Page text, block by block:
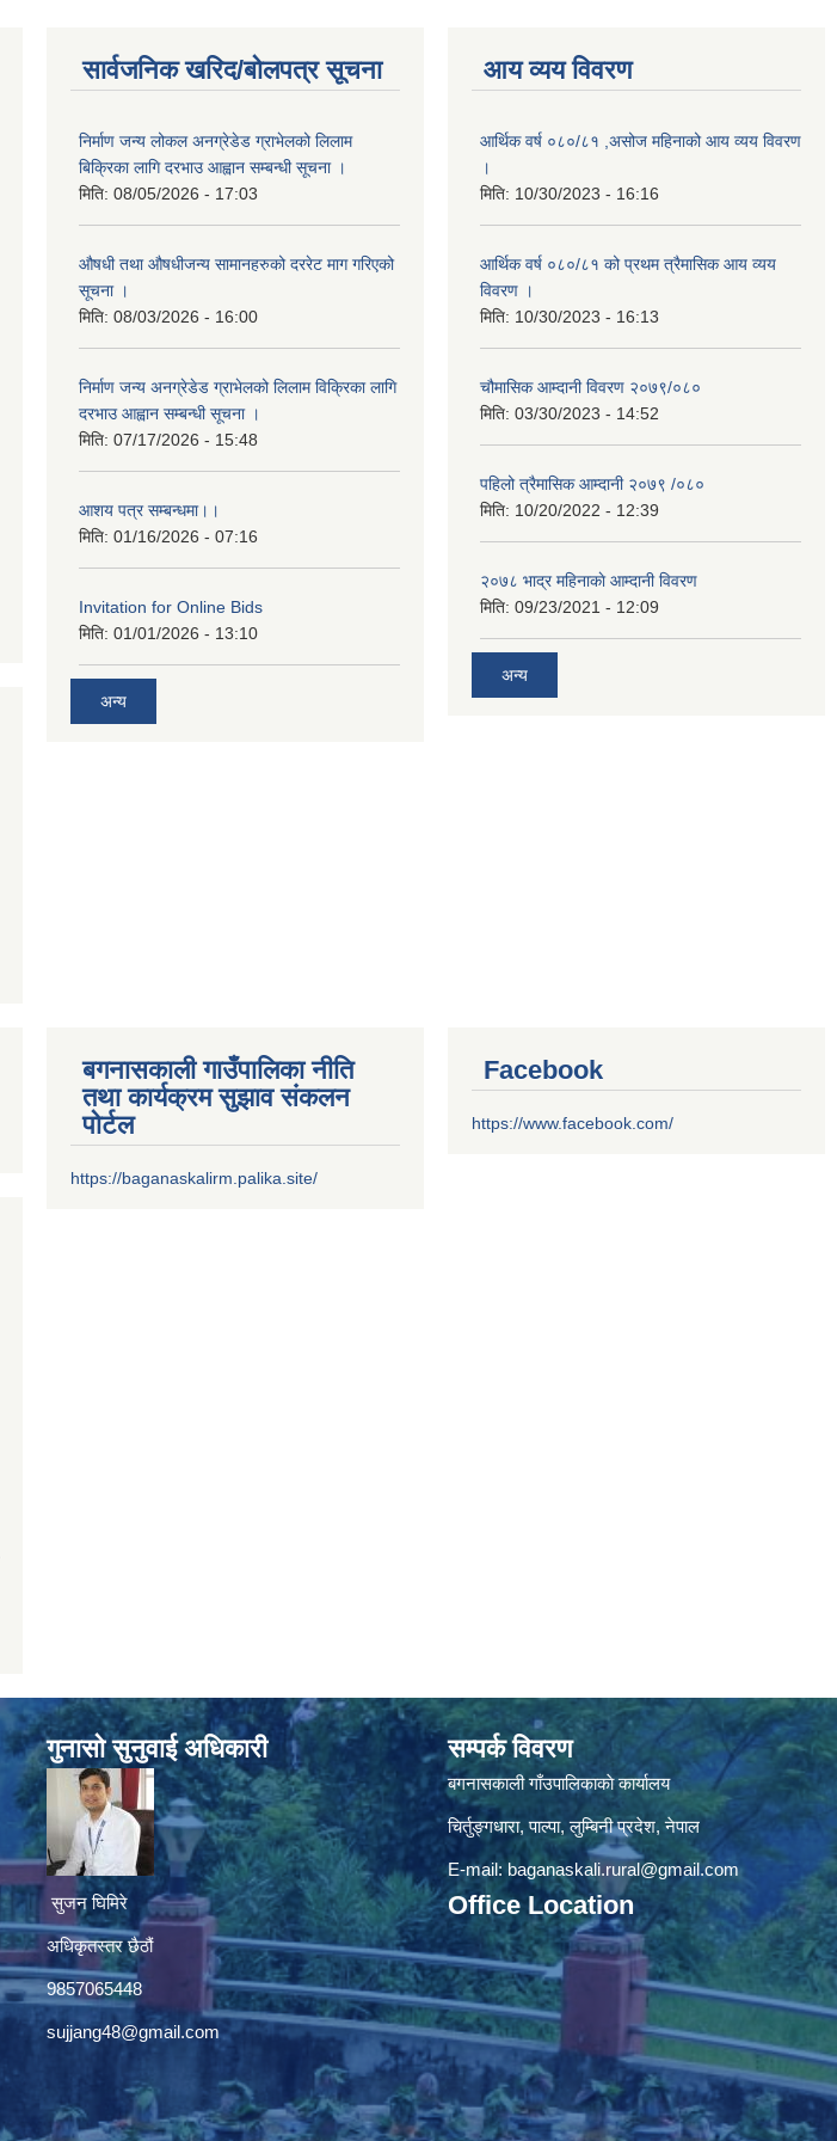
सार्वजनिक खरिद/बोलपत्र सूचना
निर्माण जन्य लोकल अनग्रेडेड ग्राभेलको लिलाम
बिक्रिका लागि दरभाउ आह्वान सम्बन्धी सूचना ।
मिति: 08/05/2026 - 17:03
औषधी तथा औषधीजन्य सामानहरुको दररेट माग गरिएको
सूचना ।
मिति: 08/03/2026 - 16:00
निर्माण जन्य अनग्रेडेड ग्राभेलको लिलाम विक्रिका लागि
दरभाउ आह्वान सम्बन्धी सूचना ।
मिति: 07/17/2026 - 15:48
आशय पत्र सम्बन्धमा।।
मिति: 01/16/2026 - 07:16
Invitation for Online Bids
मिति: 01/01/2026 - 13:10
अन्य
आय व्यय विवरण
आर्थिक वर्ष ०८०/८१ ,असोज महिनाको आय व्यय विवरण
।
मिति: 10/30/2023 - 16:16
आर्थिक वर्ष ०८०/८१ को प्रथम त्रैमासिक आय व्यय
विवरण ।
मिति: 10/30/2023 - 16:13
चौमासिक आम्दानी विवरण २०७९/०८०
मिति: 03/30/2023 - 14:52
पहिलो त्रैमासिक आम्दानी २०७९ /०८०
मिति: 10/20/2022 - 12:39
२०७८ भाद्र महिनाकाे आम्दानी विवरण
मिति: 09/23/2021 - 12:09
अन्य
बगनासकाली गाउँपालिका नीति
तथा कार्यक्रम सुझाव संकलन
पोर्टल
https://baganaskalirm.palika.site/
Facebook
https://www.facebook.com/
गुनासाे सुनुवाई अधिकारी
सुजन घिमिरे
अधिकृतस्तर छैठौं‌
9857065448
sujjang48@gmail.com
सम्पर्क विवरण
बगनासकाली गाँउपालिकाकाे कार्यालय
चिर्तुङ्गधारा, पाल्पा, लुम्बिनी प्रदेश, नेपाल
E-mail:baganaskali.rural@gmail.com
Office Location